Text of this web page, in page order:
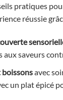
pratiques
réussie
aux saveurs
boissonsavec
un plat épicé